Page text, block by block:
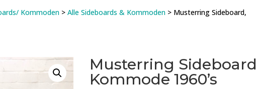
Kommoden >Alle Sideboards & Kommoden > Musterring Sideboard,
Musterring
Kommode 1960’s